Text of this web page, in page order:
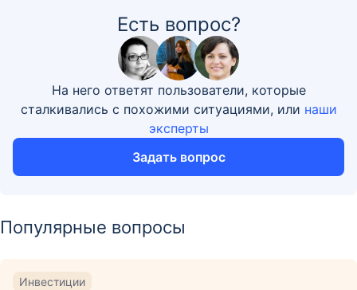
Есть вопрос?
На него ответят пользователи, которые
сталкивались с похожими ситуациями, или наши
эксперты
Задать вопрос
Популярные вопросы
Инвестиции